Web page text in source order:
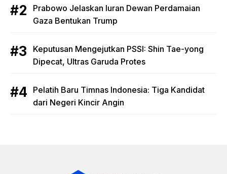
Prabowo Jelaskan Iuran Dewan Perdamaian
Gaza Bentukan Trump
Keputusan Mengejutkan PSSI: Shin Tae-yong
Dipecat, Ultras Garuda Protes
Pelatih Baru Timnas Indonesia: Tiga Kandidat
dari Negeri Kincir Angin